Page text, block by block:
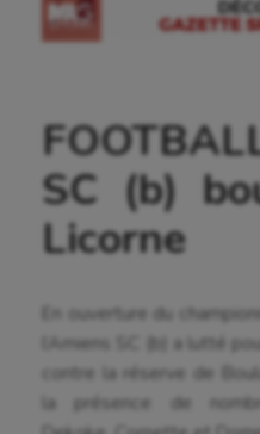
SC (b)
Licorne
En ouverture du
l’Amiens SC (b) a lutté
contre la réserve de
la présence de